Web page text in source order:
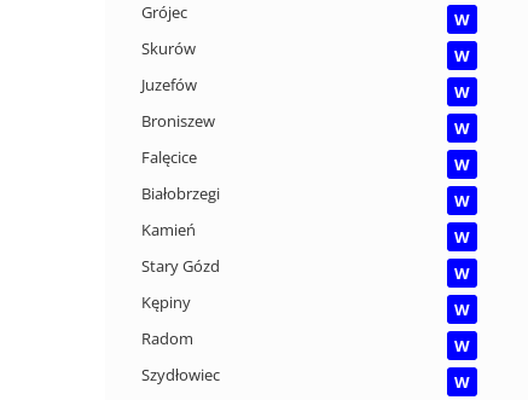
Grójec
W
Skurów
W
Juzefów
W
Broniszew
W
Falęcice
W
Białobrzegi
W
Kamień
W
Stary Gózd
W
Kępiny
W
Radom
W
Szydłowiec
W